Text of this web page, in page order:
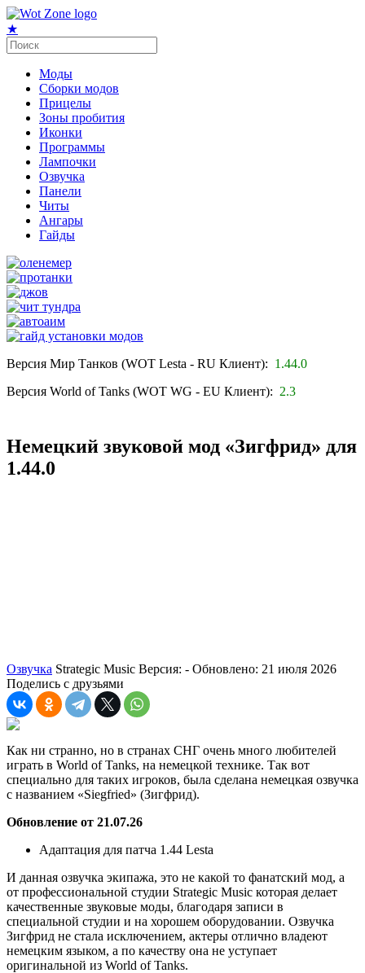
★
Моды
Сборки модов
Прицелы
Зоны пробития
Иконки
Программы
Лампочки
Озвучка
Панели
Читы
Ангары
Гайды
Версия Мир Танков (WOT Lesta - RU Клиент): 1.44.0
Версия World of Tanks (WOT WG - EU Клиент): 2.3
Немецкий звуковой мод «Зигфрид» для
1.44.0
Озвучка Strategic Music Версия: - Обновлено: 21 июля 2026
Поделись с друзьями
Как ни странно, но в странах СНГ очень много любителей
играть в World of Tanks, на немецкой технике. Так вот
специально для таких игроков, была сделана немецкая озвучка
с названием «Siegfried» (Зигфрид).
Обновление от 21.07.26
Адаптация для патча 1.44 Lesta
И данная озвучка экипажа, это не какой то фанатский мод, а
от профессиональной студии Strategic Music которая делает
качественные звуковые моды, благодаря записи в
специальной студии и на хорошем оборудовании. Озвучка
Зигфрид не стала исключением, актеры отлично владеют
немецким языком, а по качеству она не уступает
оригинальной из World of Tanks.